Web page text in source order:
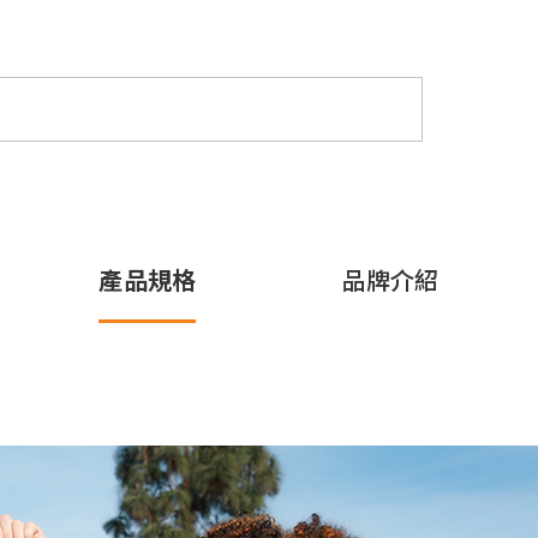
產品規格 品牌介紹